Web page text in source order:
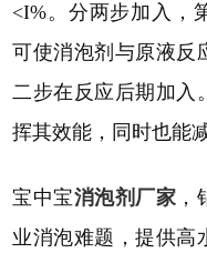
<I%。分两步加入，
可使消泡剂与原液反
二步在反应后期加入
挥其效能，同时也能
宝中宝消泡剂厂家
业消泡难题，提供高